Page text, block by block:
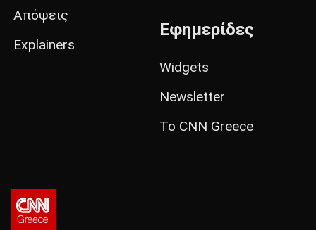
Απόψεις
Explainers
Εφημερίδες
Widgets
Newsletter
Το CNN Greece